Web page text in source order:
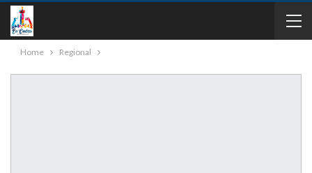
Home Regional